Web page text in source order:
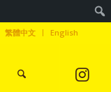
繁體中文 English